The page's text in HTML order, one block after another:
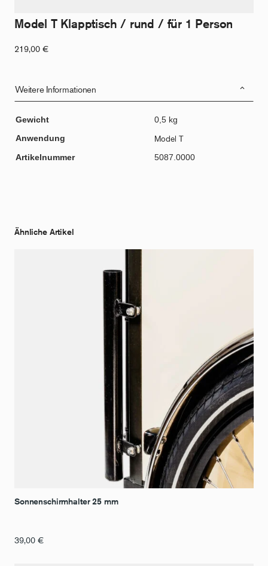
Model T Klapptisch / rund / für 1 Person
219,00 €
Weitere Informationen
Gewicht
0,5 kg
Anwendung
Model T
Artikelnummer 5087.0000
Ähnliche Artikel
Sonnenschirmhalter 25 mm
39,00 €